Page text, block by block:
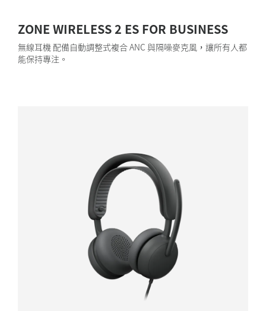
ZONE WIRELESS 2 ES FOR BUSINESS
無線耳機 配備自動調整式複合 ANC 與隔噪麥克風，讓所有人都
能保持專注。